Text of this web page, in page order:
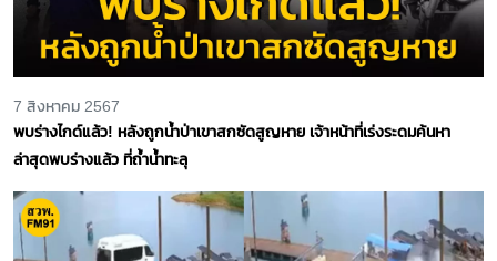
7 สิงหาคม 2567
พบร่างไกด์แล้ว! หลังถูกน้ำป่าเขาสกซัดสูญหาย เจ้าหน้าที่เร่งระดมค้นหา
ล่าสุดพบร่างแล้ว ที่ถ้ำน้ำทะลุ